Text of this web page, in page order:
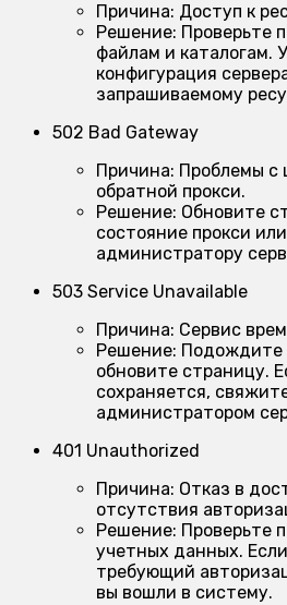
Причина: Доступ к
Решение: Проверьте
файлам и каталогам.
конфигурация
запрашиваемому
502 Bad Gateway
Причина: Проблемы с
обратной прокси.
Решение: Обновите
состояние прокси
администратору
503 Service Unavailable
Причина: Сервис
Решение: Подождите
обновите страницу.
сохраняется,
администратором
401 Unauthorized
Причина: Отказ в
отсутствия
Решение: Проверьте
учетных данных.
требующий
вы вошли в систему.